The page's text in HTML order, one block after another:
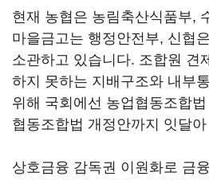
현재 농협은 농림축산식품부,
마을금고는 행정안전부, 신협
소관하고 있습니다. 조합원 견
하지 못하는 지배구조와 내부
위해 국회에선 농업협동조합
협동조합법 개정안까지 잇달
상호금융 감독권 이원화로 금